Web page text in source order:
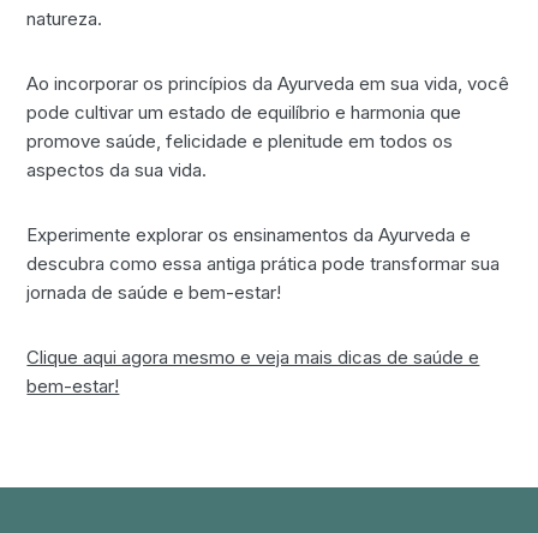
natureza.
Ao incorporar os princípios da Ayurveda em sua vida, você
pode cultivar um estado de equilíbrio e harmonia que
promove saúde, felicidade e plenitude em todos os
aspectos da sua vida.
Experimente explorar os ensinamentos da Ayurveda e
descubra como essa antiga prática pode transformar sua
jornada de saúde e bem-estar!
Clique aqui agora mesmo e veja mais dicas de saúde e
bem-estar!